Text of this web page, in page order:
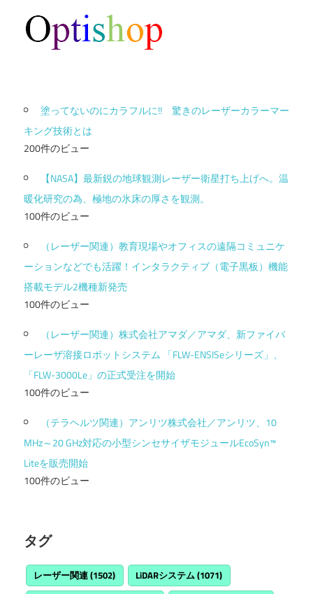
塗ってないのにカラフルに!! 驚きのレーザーカラーマー
キング技術とは
200件のビュー
【NASA】最新鋭の地球観測レーザー衛星打ち上げへ。温
暖化研究の為、極地の氷床の厚さを観測。
100件のビュー
（レーザー関連）教育現場やオフィスの遠隔コミュニケ
ーションなどでも活躍！インタラクティブ（電子黒板）機能
搭載モデル2機種新発売
100件のビュー
（レーザー関連）株式会社アマダ／アマダ、新ファイバ
ーレーザ溶接ロボットシステム 「FLW-ENSISeシリーズ」、
「FLW-3000Le」の正式受注を開始
100件のビュー
（テラヘルツ関連）アンリツ株式会社／アンリツ、10
MHz～20 GHz対応の小型シンセサイザモジュールEcoSyn™
Liteを販売開始
100件のビュー
タグ
レーザー関連(1502) LiDARシステム(1071)